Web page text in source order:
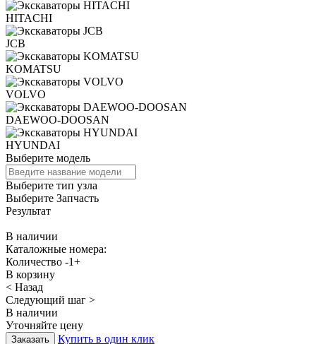
HITACHI
JCB
KOMATSU
VOLVO
DAEWOO-DOOSAN
HYUNDAI
Выберите модель
Выберите тип узла
Выберите Запчасть
Результат
В наличии
Каталожные номера:
Количество -1+
В корзину
< Назад
Следующий шаг >
В наличии
Уточняйте цену
Купить в один клик